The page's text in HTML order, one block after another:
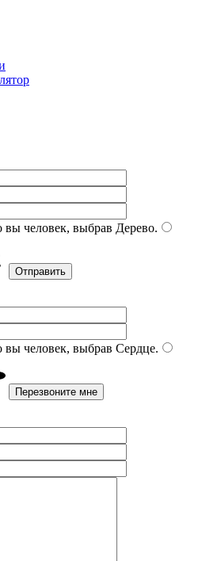
вы человек, выбрав Дерево.
вы человек, выбрав Сердце.